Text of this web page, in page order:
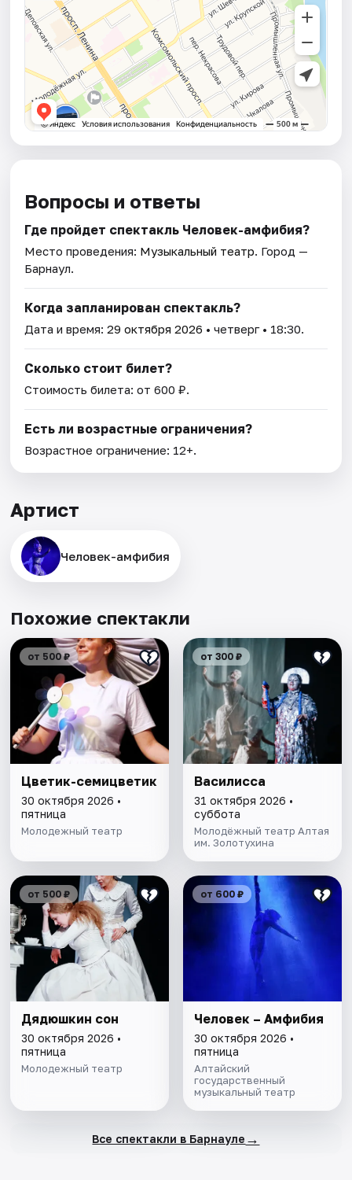
Вопросы и ответы
Где пройдет спектакль Человек-амфибия?
Место проведения: Музыкальный театр. Город —
Барнаул.
Когда запланирован спектакль?
Дата и время:29 октября 2026 • четверг • 18:30.
Сколько стоит билет?
Стоимость билета: от 600 ₽.
Есть ли возрастные ограничения?
Возрастное ограничение: 12+.
Артист
Человек-амфибия
Похожие спектакли
от 500 ₽
Цветик-семицветик
30 октября 2026 •
пятница
Молодежный театр
от 300 ₽
Василисса
31 октября 2026 •
суббота
Молодёжный театр Алтая
им. Золотухина
от 500 ₽
Дядюшкин сон
30 октября 2026 •
пятница
Молодежный театр
от 600 ₽
Человек – Амфибия
30 октября 2026 •
пятница
Алтайский
государственный
музыкальный театр
Все спектакли в Барнауле →